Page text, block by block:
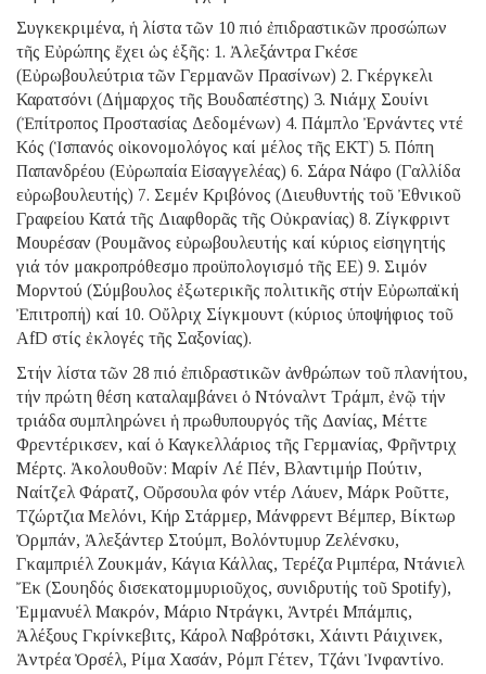
Συγκεκριμένα, ἡ λίστα τῶν 10 πιό ἐπιδραστικῶν προσώπων
τῆς Εὐρώπης ἔχει ὡς ἑξῆς: 1. Ἀλεξάντρα Γκέσε
(Εὐρωβουλεύτρια τῶν Γερμανῶν Πρασίνων) 2. Γκέργκελι
Καρατσόνι (Δήμαρχος τῆς Βουδαπέστης) 3. Νιάμχ Σουίνι
(Ἐπίτροπος Προστασίας Δεδομένων) 4. Πάμπλο Ἐρνάντες ντέ
Κός (Ἱσπανός οἰκονομολόγος καί μέλος τῆς ΕΚΤ) 5. Πόπη
Παπανδρέου (Εὐρωπαία Εἰσαγγελέας) 6. Σάρα Νάφο (Γαλλίδα
εὐρωβουλευτής) 7. Σεμέν Κριβόνος (Διευθυντής τοῦ Ἐθνικοῦ
Γραφείου Κατά τῆς Διαφθορᾶς τῆς Οὐκρανίας) 8. Ζίγκφριντ
Μουρέσαν (Ρουμᾶνος εὐρωβουλευτής καί κύριος εἰσηγητής
γιά τόν μακροπρόθεσμο προϋπολογισμό τῆς ΕΕ) 9. Σιμόν
Μορντού (Σύμβουλος ἐξωτερικῆς πολιτικῆς στήν Εὐρωπαϊκή
Ἐπιτροπή) καί 10. Οὔλριχ Σίγκμουντ (κύριος ὑποψήφιος τοῦ
AfD στίς ἐκλογές τῆς Σαξονίας).
Στήν λίστα τῶν 28 πιό ἐπιδραστικῶν ἀνθρώπων τοῦ πλανήτου,
τήν πρώτη θέση καταλαμβάνει ὁ Ντόναλντ Τράμπ, ἐνῷ τήν
τριάδα συμπληρώνει ἡ πρωθυπουργός τῆς Δανίας, Μέττε
Φρεντέρικσεν, καί ὁ Καγκελλάριος τῆς Γερμανίας, Φρῆντριχ
Μέρτς. Ἀκολουθοῦν: Μαρίν Λέ Πέν, Βλαντιμήρ Πούτιν,
Ναίτζελ Φάρατζ, Οὔρσουλα φόν ντέρ Λάυεν, Μάρκ Ροῦττε,
Τζώρτζια Μελόνι, Κήρ Στάρμερ, Μάνφρεντ Βέμπερ, Βίκτωρ
Ὀρμπάν, Ἀλεξάντερ Στούμπ, Βολόντυμυρ Ζελένσκυ,
Γκαμπριέλ Ζουκμάν, Κάγια Κάλλας, Τερέζα Ριμπέρα, Ντάνιελ
Ἔκ (Σουηδός δισεκατομμυριοῦχος, συνιδρυτής τοῦ Spotify),
Ἐμμανυέλ Μακρόν, Μάριο Ντράγκι, Ἀντρέι Μπάμπις,
Ἀλέξους Γκρίνκεβιτς, Κάρολ Ναβρότσκι, Χάιντι Ράιχινεκ,
Ἀντρέα Ὀρσέλ, Ρίμα Χασάν, Ρόμπ Γέτεν, Τζάνι Ἰνφαντίνο.